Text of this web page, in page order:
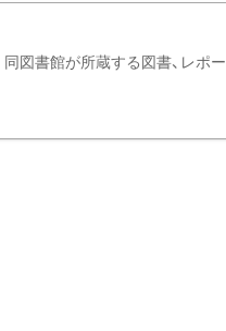
図書館が所蔵する図書、レポー